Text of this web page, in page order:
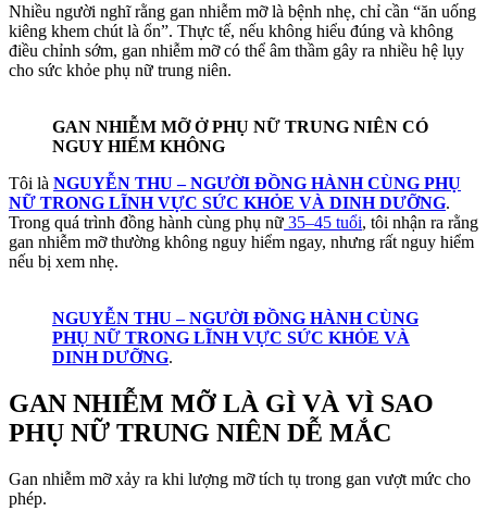
Nhiều người nghĩ rằng gan nhiễm mỡ là bệnh nhẹ, chỉ cần “ăn uống
kiêng khem chút là ổn”. Thực tế, nếu không hiểu đúng và không
điều chỉnh sớm, gan nhiễm mỡ có thể âm thầm gây ra nhiều hệ lụy
cho sức khỏe phụ nữ trung niên.
GAN NHIỄM MỠ Ở PHỤ NỮ TRUNG NIÊN CÓ
NGUY HIỂM KHÔNG
Tôi là NGUYỄN THU – NGƯỜI ĐỒNG HÀNH CÙNG PHỤ
NỮ TRONG LĨNH VỰC SỨC KHỎE VÀ DINH DƯỠNG.
Trong quá trình đồng hành cùng phụ nữ 35–45 tuổi, tôi nhận ra rằng
gan nhiễm mỡ thường không nguy hiểm ngay, nhưng rất nguy hiểm
nếu bị xem nhẹ.
NGUYỄN THU – NGƯỜI ĐỒNG HÀNH CÙNG
PHỤ NỮ TRONG LĨNH VỰC SỨC KHỎE VÀ
DINH DƯỠNG.
GAN NHIỄM MỠ LÀ GÌ VÀ VÌ SAO
PHỤ NỮ TRUNG NIÊN DỄ MẮC
Gan nhiễm mỡ xảy ra khi lượng mỡ tích tụ trong gan vượt mức cho
phép.